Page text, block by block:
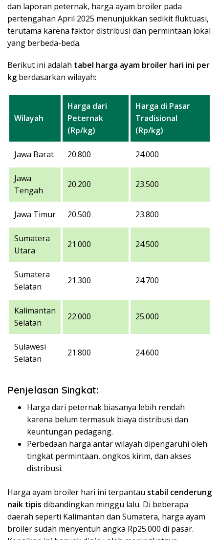
dan laporan peternak, harga ayam broiler pada
pertengahan April 2025 menunjukkan sedikit fluktuasi,
terutama karena faktor distribusi dan permintaan lokal
yang berbeda-beda.
Berikut ini adalah tabel harga ayam broiler hari ini per
kg berdasarkan wilayah:
Wilayah
Harga dari
Peternak
(Rp/kg)
Harga di Pasar
Tradisional
(Rp/kg)
Jawa Barat 20.800 24.000
Jawa
Tengah
20.200 23.500
Jawa Timur 20.500 23.800
Sumatera
Utara
21.000 24.500
Sumatera
Selatan
21.300 24.700
Kalimantan
Selatan
22.000 25.000
Sulawesi
Selatan
21.800 24.600
Penjelasan Singkat:
Harga dari peternak biasanya lebih rendah
karena belum termasuk biaya distribusi dan
keuntungan pedagang.
Perbedaan harga antar wilayah dipengaruhi oleh
tingkat permintaan, ongkos kirim, dan akses
distribusi.
Harga ayam broiler hari ini terpantau stabil cenderung
naik tipis dibandingkan minggu lalu. Di beberapa
daerah seperti Kalimantan dan Sumatera, harga ayam
broiler sudah menyentuh angka Rp25.000 di pasar.